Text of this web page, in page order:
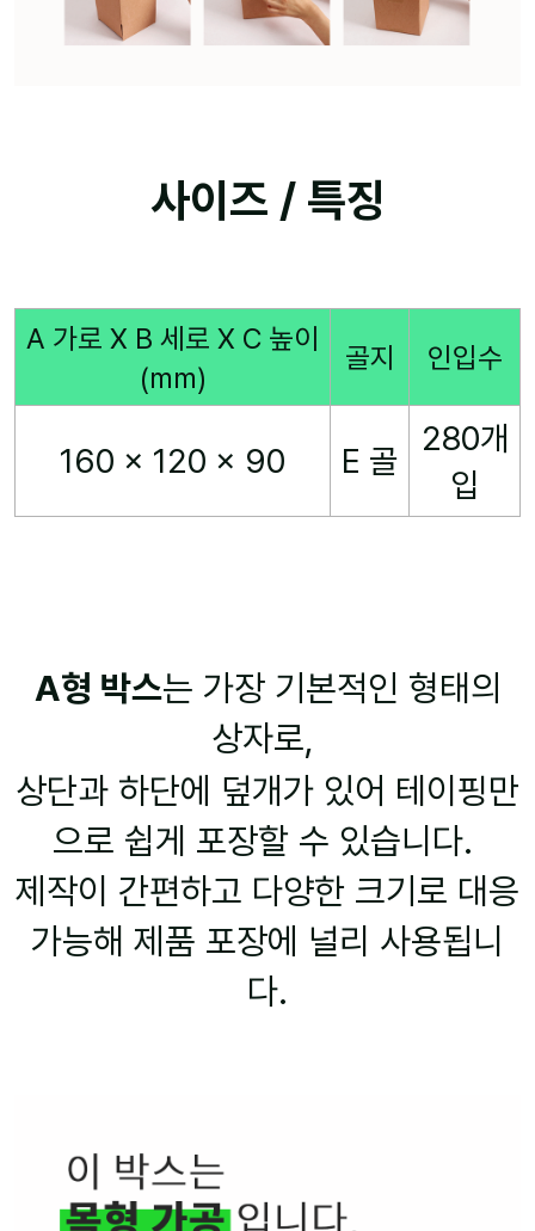
사이즈 / 특징
A 가로 X B 세로 X C 높이
(mm)
골지 인입수
160 x 120 x 90 E 골
280개
입
A형 박스는 가장 기본적인 형태의
상자로,
상단과 하단에 덮개가 있어 테이핑만
으로 쉽게 포장할 수 있습니다.
제작이 간편하고 다양한 크기로 대응
가능해 제품 포장에 널리 사용됩니
다.